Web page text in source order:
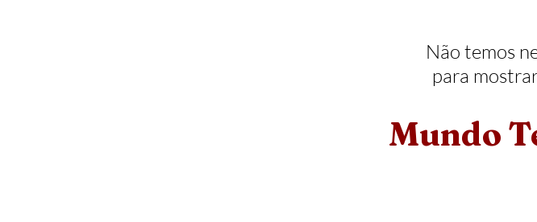
Não temos
para
Mundo